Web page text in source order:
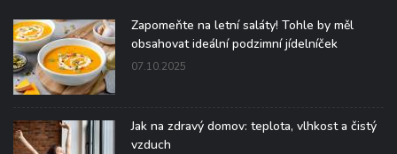
Zapomeňte na letní saláty! Tohle by měl
obsahovat ideální podzimní jídelníček
07.10.2025
Jak na zdravý domov: teplota, vlhkost a čistý
vzduch